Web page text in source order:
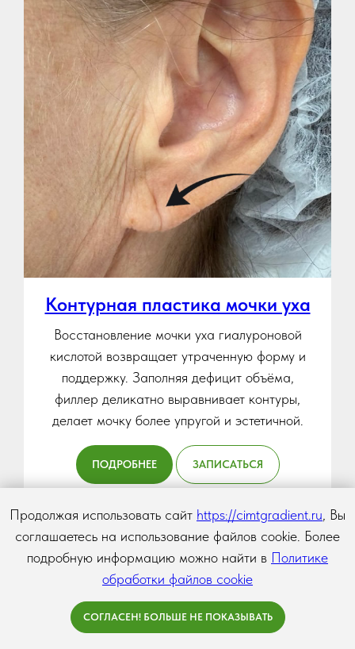
Контурная пластика мочки уха
Восстановление мочки уха гиалуроновой
кислотой возвращает утраченную форму и
поддержку. Заполняя дефицит объёма,
филлер деликатно выравнивает контуры,
делает мочку более упругой и эстетичной.
ПОДРОБНЕЕ ЗАПИСАТЬСЯ
Продолжая использовать сайт https://cimtgradient.ru, Вы
соглашаетесь на использование файлов cookie. Более
подробную информацию можно найти в Политике
обработки файлов cookie
СОГЛАСЕН! БОЛЬШЕ НЕ ПОКАЗЫВАТЬ